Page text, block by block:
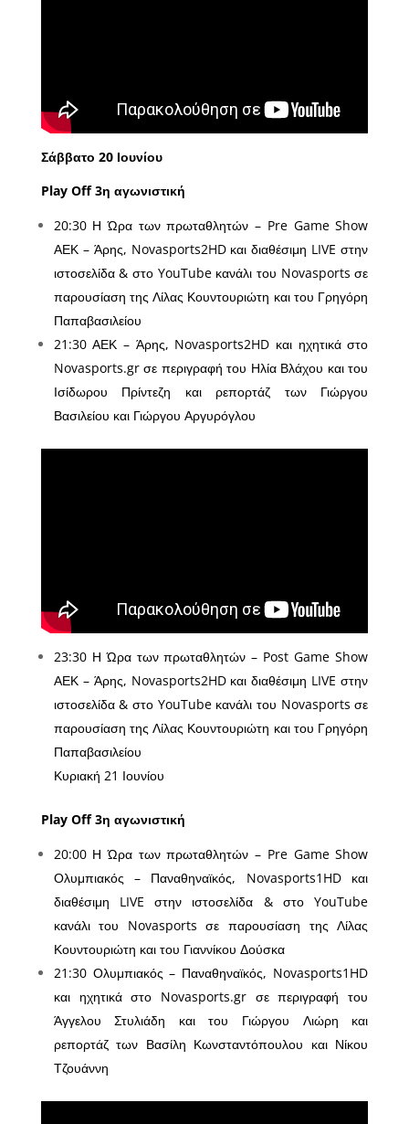
Σάββατο 20 Ιουνίου
Play Off 3η αγωνιστική
20:30 Η Ώρα των πρωταθλητών – Pre Game Show
ΑΕΚ – Άρης, Novasports2HD και διαθέσιμη LIVE στην
ιστοσελίδα & στο YouTube κανάλι του Novasports σε
παρουσίαση της Λίλας Κουντουριώτη και του Γρηγόρη
Παπαβασιλείου
21:30 ΑΕΚ – Άρης, Novasports2HD και ηχητικά στο
Novasports.gr σε περιγραφή του Ηλία Βλάχου και του
Ισίδωρου Πρίντεζη και ρεπορτάζ των Γιώργου
Βασιλείου και Γιώργου Αργυρόγλου
23:30 Η Ώρα των πρωταθλητών – Post Game Show
ΑΕΚ – Άρης, Novasports2HD και διαθέσιμη LIVE στην
ιστοσελίδα & στο YouTube κανάλι του Novasports σε
παρουσίαση της Λίλας Κουντουριώτη και του Γρηγόρη
Παπαβασιλείου
Κυριακή 21 Ιουνίου
Play Off 3η αγωνιστική
20:00 Η Ώρα των πρωταθλητών – Pre Game Show
Ολυμπιακός – Παναθηναϊκός, Novasports1HD και
διαθέσιμη LIVE στην ιστοσελίδα & στο YouTube
κανάλι του Novasports σε παρουσίαση της Λίλας
Κουντουριώτη και του Γιαννίκου Δούσκα
21:30 Ολυμπιακός – Παναθηναϊκός, Novasports1HD
και ηχητικά στο Novasports.gr σε περιγραφή του
Άγγελου Στυλιάδη και του Γιώργου Λιώρη και
ρεπορτάζ των Βασίλη Κωνσταντόπουλου και Νίκου
Τζουάννη